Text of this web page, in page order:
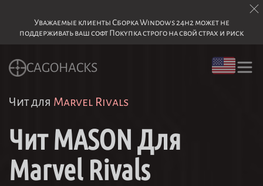
Уважаемые клиенты Сборка Windows 24h2 может не
поддерживать ваш софт Покупка строго на свой страх и риск
CAGOHACKS
Чит для Marvel Rivals
Чит MASON Для
Marvel Rivals